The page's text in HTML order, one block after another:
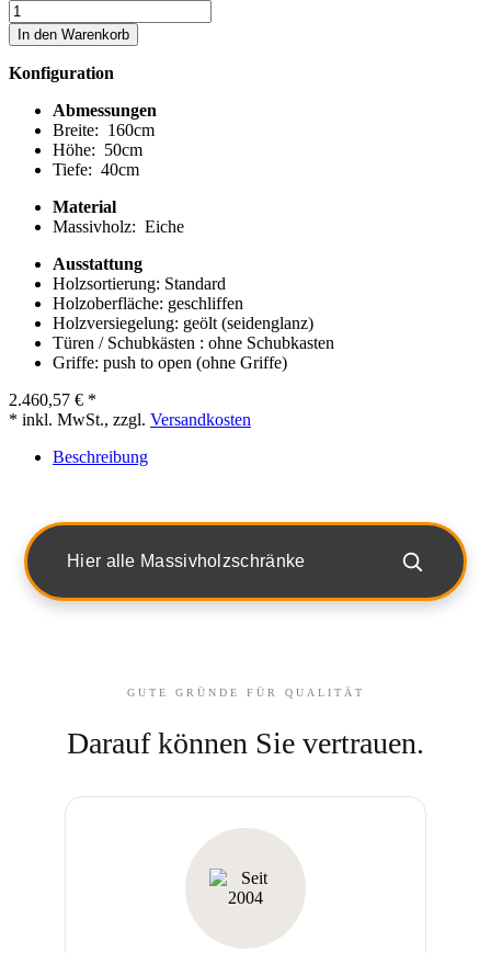
In den Warenkorb
Konfiguration
Abmessungen
Breite: 160cm
Höhe: 50cm
Tiefe: 40cm
Material
Massivholz: Eiche
Ausstattung
Holzsortierung: Standard
Holzoberfläche: geschliffen
Holzversiegelung: geölt (seidenglanz)
Türen / Schubkästen : ohne Schubkasten
Griffe: push to open (ohne Griffe)
2.460,57 € *
* inkl. MwSt., zzgl. Versandkosten
Beschreibung
Hier alle Massivholzschränke
GUTE GRÜNDE FÜR QUALITÄT
Darauf können Sie vertrauen.